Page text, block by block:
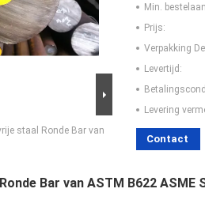
staal Ronde Bar van
Min.
Prijs:
Verpakking
Levertijd:
Levering
Contact
Bar van ASTM B622 ASME